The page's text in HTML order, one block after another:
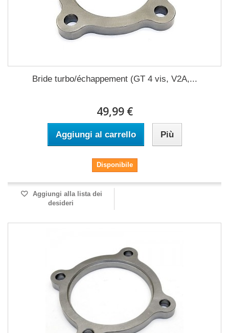
Bride turbo/échappement (GT 4 vis, V2A,...
49,99 €
Aggiungi al carrello Più
Disponibile
Aggiungi alla lista dei
desideri